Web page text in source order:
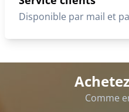
Disponible par mail et
Comme